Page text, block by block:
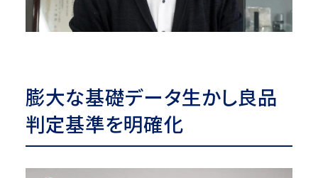
膨大な基礎データ生かし良品
判定基準を明確化